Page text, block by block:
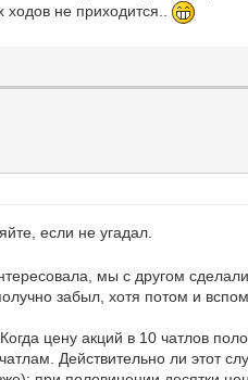
ходов не приходится..
если не угадал.
мы с другом
забыл, хотя потом и
цену акций в 10 чатлов
Действительно ли этот